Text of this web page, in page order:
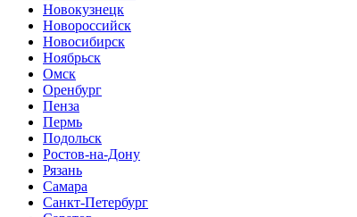
Новокузнецк
Новороссийск
Новосибирск
Ноябрьск
Омск
Оренбург
Пенза
Пермь
Подольск
Ростов-на-Дону
Рязань
Самара
Санкт-Петербург